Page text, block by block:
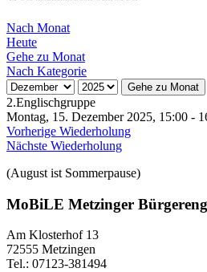
Nach Monat
Heute
Gehe zu Monat
Nach Kategorie
Gehe zu Monat
2.Englischgruppe
Montag, 15. Dezember 2025, 15:00 -
Vorherige Wiederholung
Nächste Wiederholung
(August ist Sommerpause)
MoBiLE Metzinger
Am Klosterhof 13
72555 Metzingen
Tel.: 07123-381494